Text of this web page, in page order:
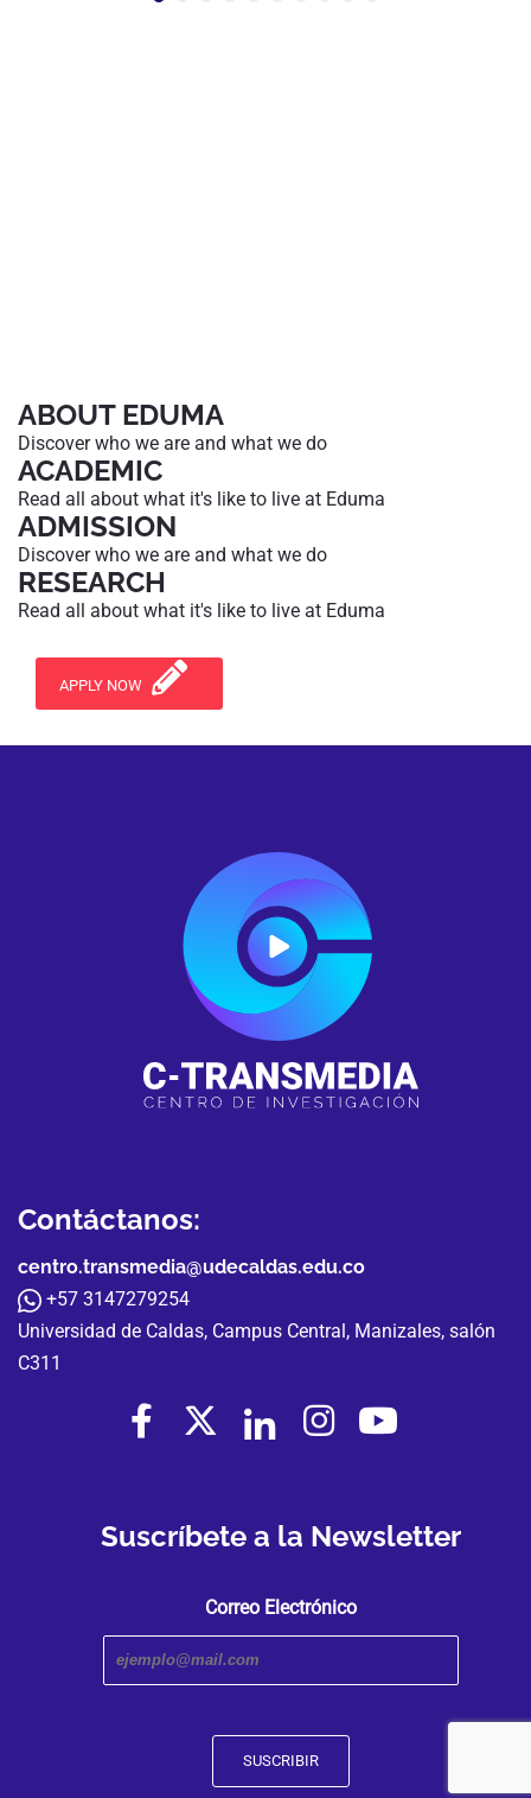
ABOUT EDUMA
Discover who we are and what we do
ACADEMIC
Read all about what it's like to live at Eduma
ADMISSION
Discover who we are and what we do
RESEARCH
Read all about what it's like to live at Eduma
APPLY NOW
Contáctanos:
centro.transmedia@udecaldas.edu.co
+57 3147279254
Universidad de Caldas, Campus Central, Manizales, salón
C311
Suscríbete a la Newsletter
Correo Electrónico